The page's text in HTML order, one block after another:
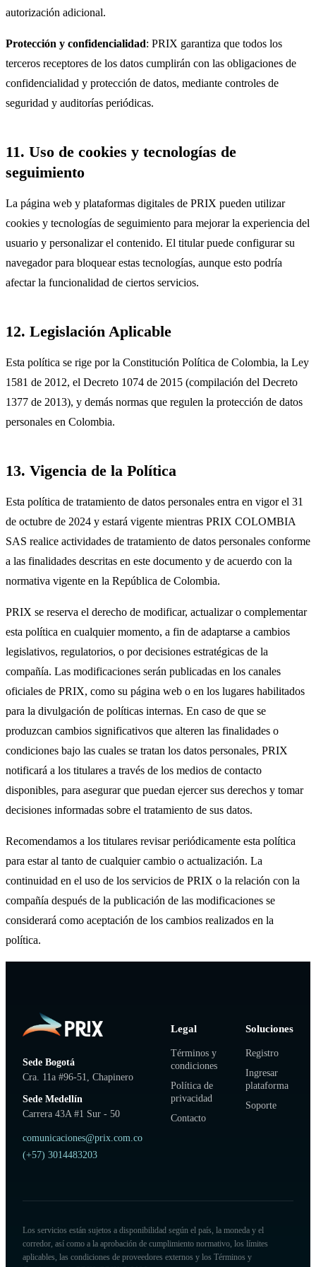
autorización adicional.
Protección y confidencialidad: PRIX garantiza que todos los
terceros receptores de los datos cumplirán con las obligaciones de
confidencialidad y protección de datos, mediante controles de
seguridad y auditorías periódicas.
11. Uso de cookies y tecnologías de
seguimiento
La página web y plataformas digitales de PRIX pueden utilizar
cookies y tecnologías de seguimiento para mejorar la experiencia del
usuario y personalizar el contenido. El titular puede configurar su
navegador para bloquear estas tecnologías, aunque esto podría
afectar la funcionalidad de ciertos servicios.
12. Legislación Aplicable
Esta política se rige por la Constitución Política de Colombia, la Ley
1581 de 2012, el Decreto 1074 de 2015 (compilación del Decreto
1377 de 2013), y demás normas que regulen la protección de datos
personales en Colombia.
13. Vigencia de la Política
Esta política de tratamiento de datos personales entra en vigor el 31
de octubre de 2024 y estará vigente mientras PRIX COLOMBIA
SAS realice actividades de tratamiento de datos personales conforme
a las finalidades descritas en este documento y de acuerdo con la
normativa vigente en la República de Colombia.
PRIX se reserva el derecho de modificar, actualizar o complementar
esta política en cualquier momento, a fin de adaptarse a cambios
legislativos, regulatorios, o por decisiones estratégicas de la
compañía. Las modificaciones serán publicadas en los canales
oficiales de PRIX, como su página web o en los lugares habilitados
para la divulgación de políticas internas. En caso de que se
produzcan cambios significativos que alteren las finalidades o
condiciones bajo las cuales se tratan los datos personales, PRIX
notificará a los titulares a través de los medios de contacto
disponibles, para asegurar que puedan ejercer sus derechos y tomar
decisiones informadas sobre el tratamiento de sus datos.
Recomendamos a los titulares revisar periódicamente esta política
para estar al tanto de cualquier cambio o actualización. La
continuidad en el uso de los servicios de PRIX o la relación con la
compañía después de la publicación de las modificaciones se
considerará como aceptación de los cambios realizados en la
política.
Sede Bogotá
Cra. 11a #96-51, Chapinero
Sede Medellín
Carrera 43A #1 Sur - 50
comunicaciones@prix.com.co
(+57) 3014483203
Legal
Términos y
condiciones
Política de
privacidad
Contacto
Soluciones
Registro
Ingresar
plataforma
Soporte
Los servicios están sujetos a disponibilidad según el país, la moneda y el
corredor, así como a la aprobación de cumplimiento normativo, los límites
aplicables, las condiciones de proveedores externos y los Términos y